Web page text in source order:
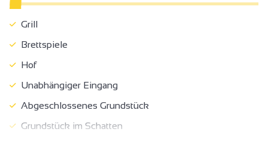
Grill
Brettspiele
Hof
Unabhängiger Eingang
Abgeschlossenes Grundstück
Grundstück im Schatten